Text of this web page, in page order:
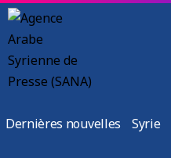
Dernières nouvelles Syrie